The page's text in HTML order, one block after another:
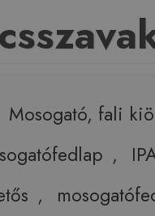
Mosogató, fali
,
,